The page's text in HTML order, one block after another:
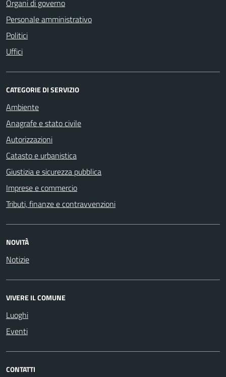
Organi di governo
Personale amministrativo
Politici
Uffici
CATEGORIE DI SERVIZIO
Ambiente
Anagrafe e stato civile
Autorizzazioni
Catasto e urbanistica
Giustizia e sicurezza pubblica
Imprese e commercio
Tributi, finanze e contravvenzioni
NOVITÀ
Notizie
VIVERE IL COMUNE
Luoghi
Eventi
CONTATTI